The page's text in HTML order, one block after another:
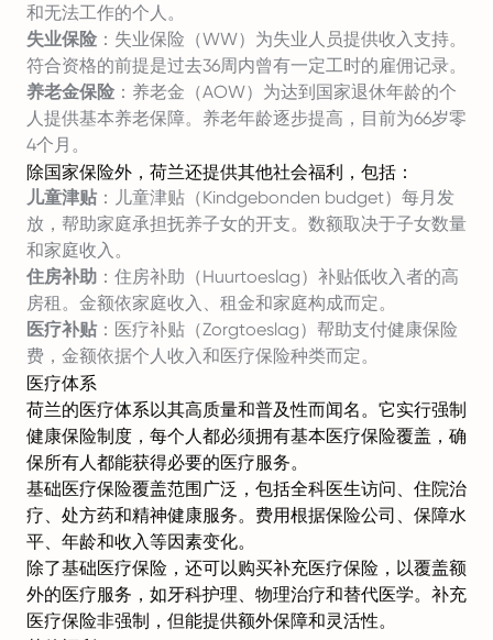
和无法工作的个人。
失业保险 ：失业保险（WW）为失业人员提供收入支持。
符合资格的前提是过去36周内曾有一定工时的雇佣记录。
养老金保险 ：养老金（AOW）为达到国家退休年龄的个
人提供基本养老保障。养老年龄逐步提高，目前为66岁零
4个月。
除国家保险外，荷兰还提供其他社会福利，包括：
儿童津贴 ：儿童津贴（Kindgebonden budget）每月发
放，帮助家庭承担抚养子女的开支。数额取决于子女数量
和家庭收入。
住房补助 ：住房补助（Huurtoeslag）补贴低收入者的高
房租。金额依家庭收入、租金和家庭构成而定。
医疗补贴 ：医疗补贴（Zorgtoeslag）帮助支付健康保险
费，金额依据个人收入和医疗保险种类而定。
医疗体系
荷兰的医疗体系以其高质量和普及性而闻名。它实行强制
健康保险制度，每个人都必须拥有基本医疗保险覆盖，确
保所有人都能获得必要的医疗服务。
基础医疗保险覆盖范围广泛，包括全科医生访问、住院治
疗、处方药和精神健康服务。费用根据保险公司、保障水
平、年龄和收入等因素变化。
除了基础医疗保险，还可以购买补充医疗保险，以覆盖额
外的医疗服务，如牙科护理、物理治疗和替代医学。补充
医疗保险非强制，但能提供额外保障和灵活性。